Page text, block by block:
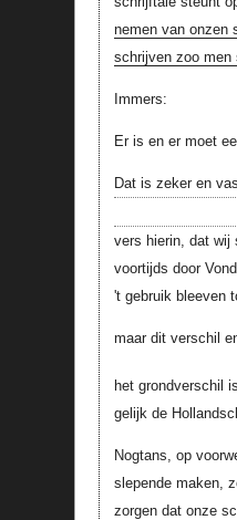
nemen van onzen
schrijven zoo men
Immers:
Er is en er moet
Dat is zeker en
vers hierin, dat wij
voortijds door
't gebruik bleeven
maar dit verschil
het grondverschil
gelijk de
Nogtans, op
slepende maken,
zorgen dat onze